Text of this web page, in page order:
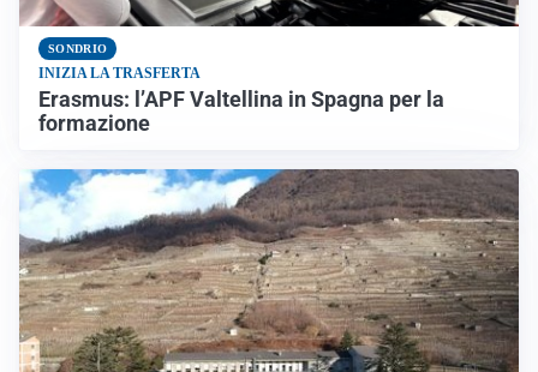
SONDRIO
INIZIA LA TRASFERTA
Erasmus: l’APF Valtellina in Spagna per la
formazione